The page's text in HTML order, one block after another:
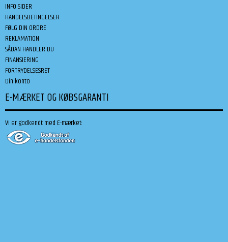
INFO SIDER
HANDELSBETINGELSER
FØLG DIN ORDRE
REKLAMATION
SÅDAN HANDLER DU
FINANSIERING
FORTRYDELSESRET
Din konto
E-MÆRKET OG KØBSGARANTI
Vi er godkendt med E-mærket: